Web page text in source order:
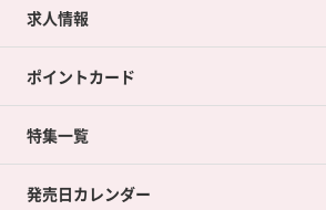
カードラボの買取サービスTOP
店舗買取について
ネット買取について
買取承諾書について
求人情報
ポイントカード
ポイントカードTOP
ポイント交換景品
特集一覧
発売日カレンダー